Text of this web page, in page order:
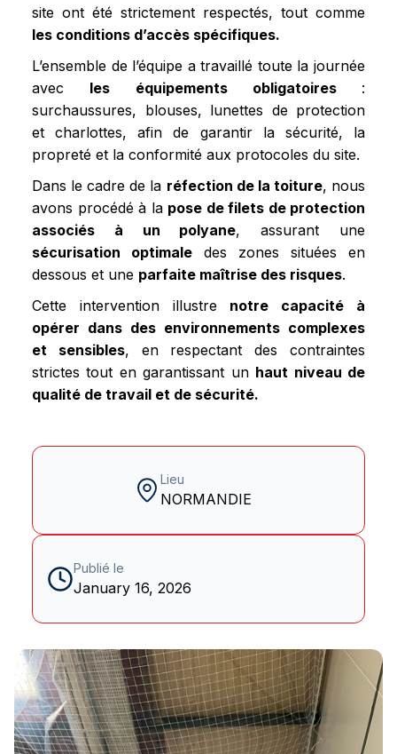
site ont été strictement respectés, tout comme
les conditions d’accès spécifiques.
L’ensemble de l’équipe a travaillé toute la journée
avec les équipements obligatoires :
surchaussures, blouses, lunettes de protection
et charlottes, afin de garantir la sécurité, la
propreté et la conformité aux protocoles du site.
Dans le cadre de la réfection de la toiture, nous
avons procédé à la pose de filets de protection
associés à un polyane, assurant une
sécurisation optimale des zones situées en
dessous et une parfaite maîtrise des risques.
Cette intervention illustre notre capacité à
opérer dans des environnements complexes
et sensibles, en respectant des contraintes
strictes tout en garantissant un haut niveau de
qualité de travail et de sécurité.
Lieu
NORMANDIE
Publié le
January 16, 2026